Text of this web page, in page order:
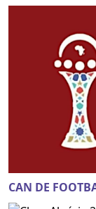
CAN DE